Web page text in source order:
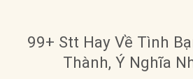
99+ Stt Hay Về Tình
Thành, Ý Nghĩa